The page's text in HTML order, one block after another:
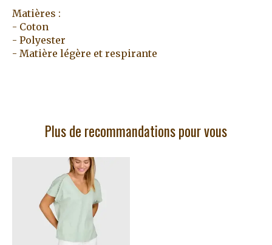
Matières :
- Coton
- Polyester
- Matière légère et respirante
Plus de recommandations pour vous
Articles du carrousel de produits